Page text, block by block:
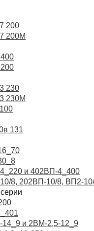
200
200М
230
230М
131
и 402ВП-4_400
8, 202ВП-10/8, ВП2-
и 2ВМ-2,5-12_9